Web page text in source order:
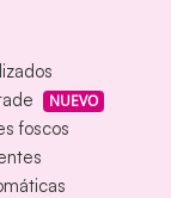
NUEVO
foscos